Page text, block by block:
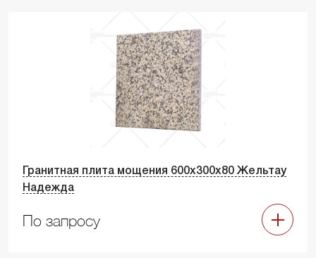
Гранитная плита мощения 600х300х80 Жельтау
Надежда
По запросу